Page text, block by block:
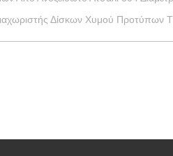
Δίσκων Χυμού Προτύπων Τροφίμων